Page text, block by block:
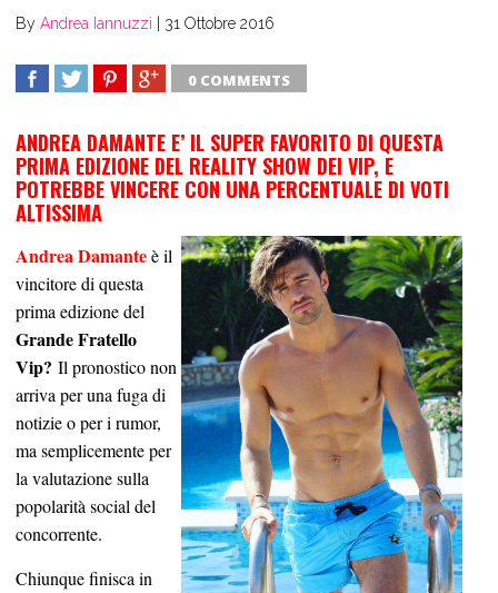
By Andrea Iannuzzi 31 Ottobre 2016
0 COMMENTS
ANDREA DAMANTE E’ IL SUPER FAVORITO DI QUESTA
PRIMA EDIZIONE DEL REALITY SHOW DEI VIP, E
POTREBBE VINCERE CON UNA PERCENTUALE DI VOTI
ALTISSIMA
Andrea Damanteè il
vincitore di questa
prima edizione del
Grande Fratello
Vip? Il pronostico non
arriva per una fuga di
notizie o per i rumor,
ma semplicemente per
la valutazione sulla
popolarità social del
concorrente.
Chiunque finisca in